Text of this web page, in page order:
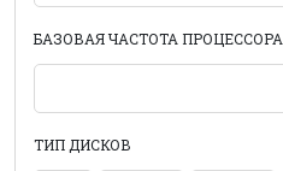
БАЗОВАЯ ЧАСТОТА ПРОЦЕССОРА
ТИП ДИСКОВ